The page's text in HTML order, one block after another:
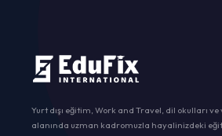
Yurt dışı eğitim, Work and Travel, dil okulları ve
alanında uzman kadromuzla hayalinizdeki